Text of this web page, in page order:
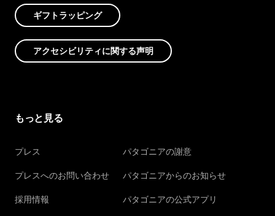
ギフトラッピング
アクセシビリティに関する声明
もっと見る
プレス
プレスへのお問い合わせ
採用情報
パタゴニアの謝意
パタゴニアからのお知らせ
パタゴニアの公式アプリ